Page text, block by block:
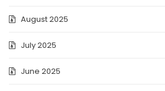
August 2025
July 2025
June 2025